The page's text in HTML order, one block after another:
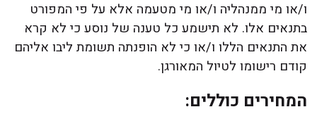
ו/או מי ממנהליה ו/או מי מטעמה אלא על פי המפורט
בתנאים אלו. לא תישמע כל טענה של נוסע כי לא קרא
את התנאים הללו ו/או כי לא הופנתה תשומת ליבו אליהם
קודם רישומו לטיול המאורגן.
המחירים כוללים: